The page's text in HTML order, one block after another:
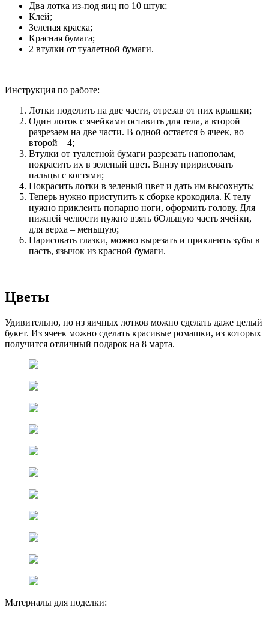
Два лотка из-под яиц по 10 штук;
Клей;
Зеленая краска;
Красная бумага;
2 втулки от туалетной бумаги.
Инструкция по работе:
Лотки поделить на две части, отрезав от них крышки;
Один лоток с ячейками оставить для тела, а второй
разрезаем на две части. В одной остается 6 ячеек, во
второй – 4;
Втулки от туалетной бумаги разрезать напополам,
покрасить их в зеленый цвет. Внизу пририсовать
пальцы с когтями;
Покрасить лотки в зеленый цвет и дать им высохнуть;
Теперь нужно приступить к сборке крокодила. К телу
нужно приклеить попарно ноги, оформить голову. Для
нижней челюсти нужно взять бОльшую часть ячейки,
для верха – меньшую;
Нарисовать глазки, можно вырезать и приклеить зубы в
пасть, язычок из красной бумаги.
Цветы
Удивительно, но из яичных лотков можно сделать даже целый
букет. Из ячеек можно сделать красивые ромашки, из которых
получится отличный подарок на 8 марта.
Материалы для поделки: